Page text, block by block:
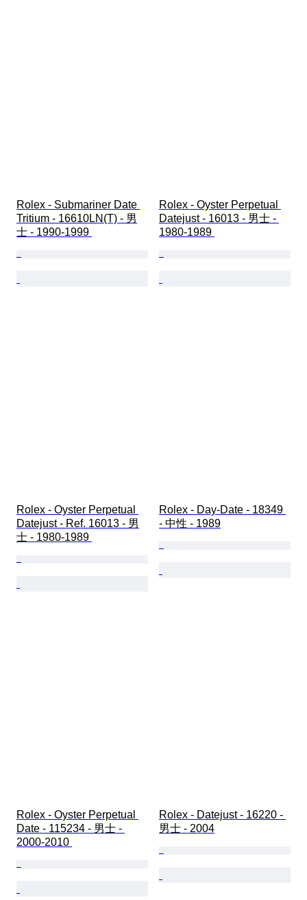
Rolex - Submariner Date
Tritium - 16610LN(T) - 男
士 - 1990-1999
Rolex - Oyster Perpetual
Datejust - 16013 - 男士 -
1980-1989
Rolex - Oyster Perpetual
Datejust - Ref. 16013 - 男
士 - 1980-1989
Rolex - Day-Date - 18349
- 中性 - 1989
Rolex - Oyster Perpetual
Date - 115234 - 男士 -
2000-2010
Rolex - Datejust - 16220 -
男士 - 2004